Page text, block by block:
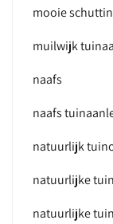
mooie
muilwijk
naafs
naafs
natuurlijk
natuurlijke tuin
natuurlijke